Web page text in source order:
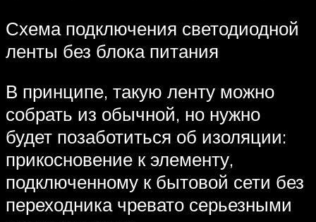
Схема подключения светодиодной
ленты без блока питания
В принципе, такую ленту можно
собрать из обычной, но нужно
будет позаботиться об изоляции:
прикосновение к элементу,
подключенному к бытовой сети без
переходника чревато серьезными